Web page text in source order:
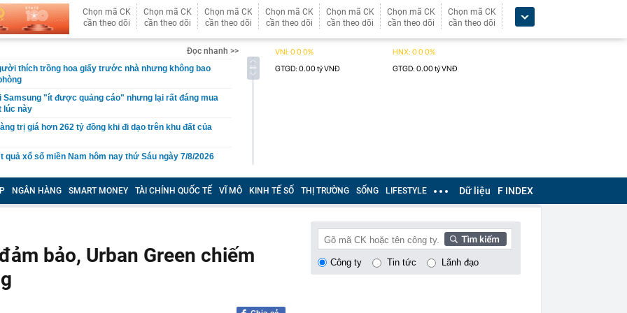
Chọn mã CK
cần theo dõi
Chọn mã CK
cần theo dõi
Chọn mã CK
cần theo dõi
Chọn mã CK
cần theo dõi
Chọn mã CK
cần theo dõi
Chọn mã CK
cần theo dõi
Chọn mã CK
cần theo dõi
Đọc nhanh >>
thích trồng hoa giấy trước nhà nhưng không bao
Samsung "ít được quảng cáo" nhưng lại rất đáng mua
lúc này
trị giá hơn 262 tỷ đồng khi đi dạo trên khu đất của
quả xổ số miền Nam hôm nay thứ Sáu ngày 7/8/2026
gan B rồi bỏ điều trị suốt 20 năm, người đàn ông 53 tuổi
con cũng nhiễm bệnh
3 bậc nhất
doanh nghiệp gửi nhà băng hàng nghìn tỷ đồng
Bắc - Nam đạt hơn 1.300 tỷ đồng
thân thầy bói Phan Thị Thu Trang SN 1989
tiết Lập thu 2026?
NGÂN HÀNG SMART MONEY TÀI CHÍNH QUỐC TẾ VĨ MÔ KINH TẾ SỐ THỊ TRƯỜNG SỐNG LIFESTYLE Dữ liệu F INDEX
bảo, Urban Green chiếm
Công ty Tin tức Lãnh đạo